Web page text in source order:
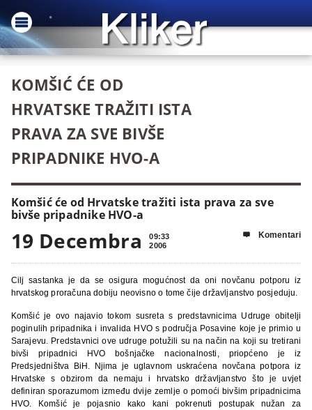
KOMŠIĆ ĆE OD
HRVATSKE TRAŽITI ISTA
PRAVA ZA SVE BIVŠE
PRIPADNIKE HVO-A
Komšić će od Hrvatske tražiti ista prava za sve
bivše pripadnike HVO-a
19 Decembra
09:33
2006
 Komentari
Cilj sastanka je da se osigura mogućnost da oni novčanu potporu iz
hrvatskog proračuna dobiju neovisno o tome čije državljanstvo posjeduju.
Komšićje ovo najavio tokom susreta s predstavnicima Udruge obitelji
poginulih pripadnika i invalida HVO s područja Posavine koje je primio u
Sarajevu
Predstavnici ove udruge potužili su na način na koji su tretirani
bivši pripadnici HVO bošnjačke nacionalnosti priopćeno je
iz
Predsjedništva BiH Njima je uglavnom uskraćena novčana potpora iz
Hrvatske
s obzirom da nemaju i hrvatsko državljanstvo što je
uvjet
definiran sporazumom između dvije zemlje o pomoći bivšim pripadnicima
HVO
Komšićje pojasnio kako kani pokrenuti postupak nužan
za